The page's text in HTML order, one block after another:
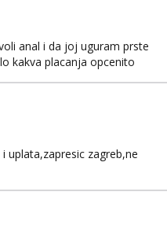
anal i da joj uguram prste
kakva placanja opcenito
uplata,zapresic zagreb,ne